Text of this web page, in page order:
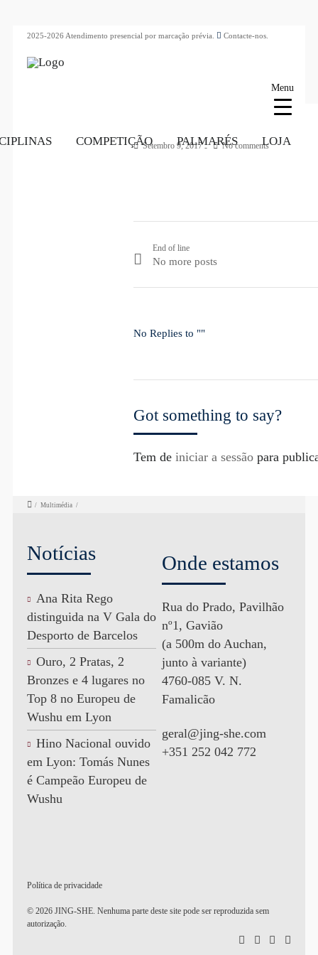
2025-2026 Atendimento presencial por marcação prévia. Contacte-nos.
COMPETIÇÃO PALMARÉS LOJA
Setembro 9, 2017 No comments
End of line
No more posts
No Replies to ""
Got something to say?
Tem de iniciar a sessãopara
/ Multimédia /
Notícias
Ana Rita Rego
distinguida na V Gala do
Desporto de Barcelos
Ouro, 2 Pratas, 2
Bronzes e 4 lugares no
Top 8 no Europeu de
Wushu em Lyon
Hino Nacional ouvido
em Lyon: Tomás Nunes
é Campeão Europeu de
Wushu
Onde estamos
Rua do Prado, Pavilhão
nº1, Gavião
(a 500m do Auchan,
junto à variante)
4760-085 V. N.
Famalicão
geral@jing-she.com
+351 252 042 772
Política de privacidade
© 2026 JING-SHE. Nenhuma parte deste site pode ser reproduzida sem
autorização.
Menu